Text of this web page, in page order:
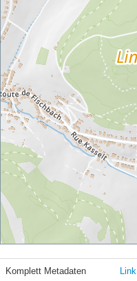
Komplett Metadaten Link